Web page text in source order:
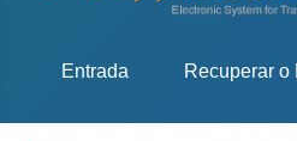
Entrada Recuperar o